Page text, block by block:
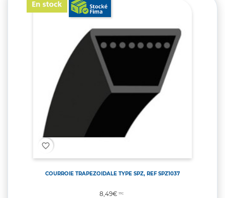
favorite_border
COURROIE TRAPEZOIDALE TYPE SPZ, REF SPZ1037
Prix
8,49€TTC